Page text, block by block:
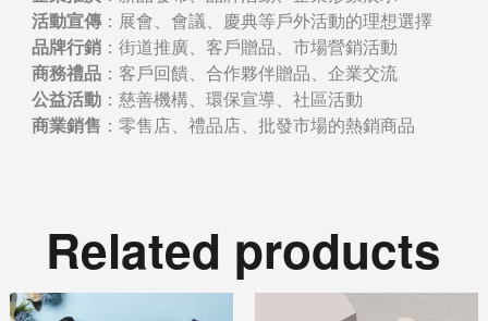
活動宣傳：展會、會議、慶典等戶外活動的理想選擇
品牌行銷：街道推廣、客戶贈品、市場營銷活動
商務禮品：客戶回饋、合作夥伴贈品、企業交流
公益活動：慈善機構、環保宣導、社區活動
商業銷售 ：零售店、禮品店、批發市場的熱銷商品
Related products